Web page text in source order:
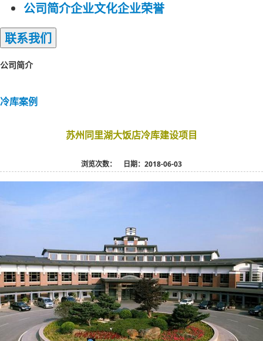
公司简介企业文化企业荣誉
联系我们
公司简介
冷库案例
苏州同里湖大饭店冷库建设项目
浏览次数： 日期：2018-06-03